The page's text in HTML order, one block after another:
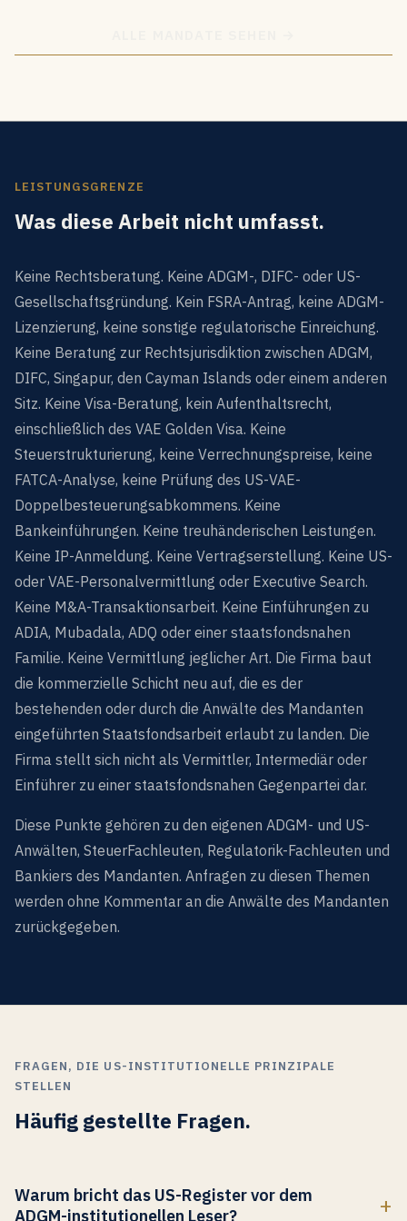
LEISTUNGSGRENZE
Was diese Arbeit nicht umfasst.
Keine Rechtsberatung. Keine ADGM-, DIFC- oder US-
Gesellschaftsgründung. Kein FSRA-Antrag, keine ADGM-
Lizenzierung, keine sonstige regulatorische Einreichung.
Keine Beratung zur Rechtsjurisdiktion zwischen ADGM,
DIFC, Singapur, den Cayman Islands oder einem anderen
Sitz. Keine Visa-Beratung, kein Aufenthaltsrecht,
einschließlich des VAE Golden Visa. Keine
Steuerstrukturierung, keine Verrechnungspreise, keine
FATCA-Analyse, keine Prüfung des US-VAE-
Doppelbesteuerungsabkommens. Keine
Bankeinführungen. Keine treuhänderischen Leistungen.
Keine IP-Anmeldung. Keine Vertragserstellung. Keine US-
oder VAE-Personalvermittlung oder Executive Search.
Keine M&A-Transaktionsarbeit. Keine Einführungen zu
ADIA, Mubadala, ADQ oder einer staatsfondsnahen
Familie. Keine Vermittlung jeglicher Art. Die Firma baut
die kommerzielle Schicht neu auf, die es der
bestehenden oder durch die Anwälte des Mandanten
eingeführten Staatsfondsarbeit erlaubt zu landen. Die
Firma stellt sich nicht als Vermittler, Intermediär oder
Einführer zu einer staatsfondsnahen Gegenpartei dar.
Diese Punkte gehören zu den eigenen ADGM- und US-
Anwälten, SteuerFachleuten, Regulatorik-Fachleuten und
Bankiers des Mandanten. Anfragen zu diesen Themen
werden ohne Kommentar an die Anwälte des Mandanten
zurückgegeben.
FRAGEN, DIE US-INSTITUTIONELLE PRINZIPALE
STELLEN
Häufig gestellte Fragen.
Warum bricht das US-Register vor dem
ADGM-institutionellen Leser?